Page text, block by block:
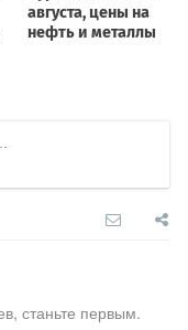
станьте первым.